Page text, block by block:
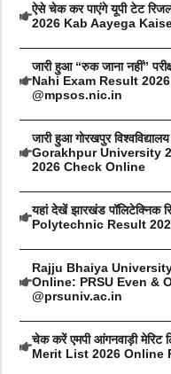
ऐसे चेक कर पाएंगे यूपी टेट
2026 Kab Aayega
जारी हुआ “रुक जाना नहीं”
Nahi Exam Result
@mpsos.nic.in
जारी हुआ गोरखपुर
Gorakhpur University
2026 Check Online
यहां देखें झारखंड
Polytechnic Result
Rajju Bhaiya
Online: PRSU Even &
@prsuniv.ac.in
चेक करें एमपी आंगनवाड़ी
Merit List 2026 Online